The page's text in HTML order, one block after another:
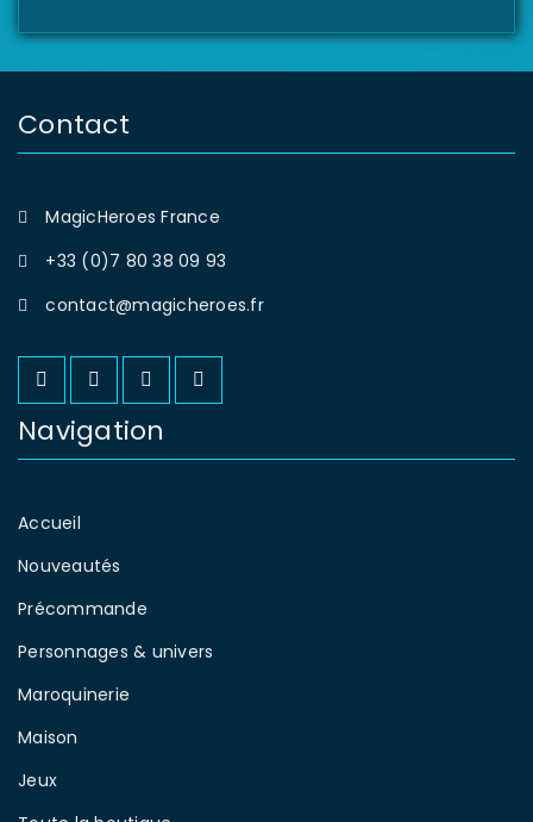
Contact
MagicHeroes France
+33 (0)7 80 38 09 93
contact@magicheroes.fr
Navigation
Accueil
Nouveautés
Précommande
Personnages & univers
Maroquinerie
Maison
Jeux